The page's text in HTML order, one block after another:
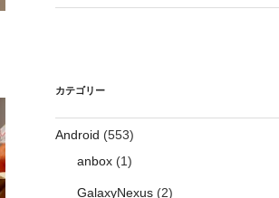
カテゴリー
Android (553)
anbox(1)
GalaxyNexus(2)